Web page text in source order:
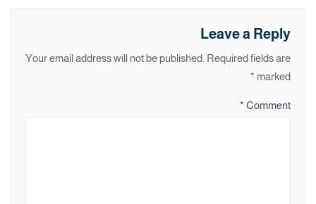
Leave a Reply
Your email address will not be published. Required fields are
marked
*
Comment
*